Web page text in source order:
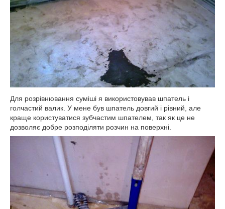
Для розрівнювання суміші я використовував шпатель і
голчастий валик. У мене був шпатель довгий і рівний, але
краще користуватися зубчастим шпателем, так як це не
дозволяє добре розподіляти розчин на поверхні.